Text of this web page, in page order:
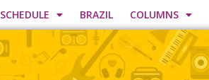
SCHEDULE BRAZIL COLUMNS